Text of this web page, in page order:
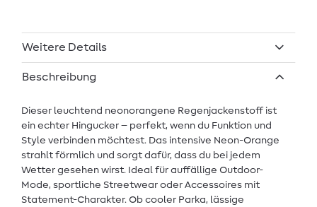
Weitere Details
Beschreibung
Dieser leuchtend neonorangene Regenjackenstoff ist
ein echter Hingucker – perfekt, wenn du Funktion und
Style verbinden möchtest. Das intensive Neon-Orange
strahlt förmlich und sorgt dafür, dass du bei jedem
Wetter gesehen wirst. Ideal für auffällige Outdoor-
Mode, sportliche Streetwear oder Accessoires mit
Statement-Charakter. Ob cooler Parka, lässige